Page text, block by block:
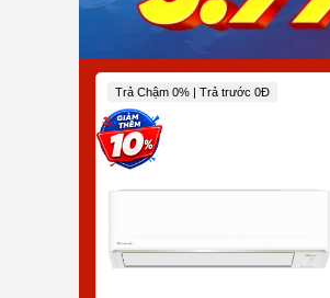
Trả Chậm 0% | Trả trước 0Đ